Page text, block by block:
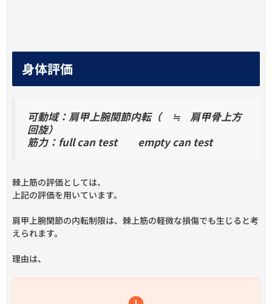
身体評価
可動域：肩甲上腕関節内転（ ≒ 肩甲骨上方
回旋）
筋力：full can test empty can test
棘上筋の評価としては、
上記の評価を用いています。
肩甲上腕関節の内転制限は、棘上筋の軽微な損傷でも生じると考
えられます。
理由は、